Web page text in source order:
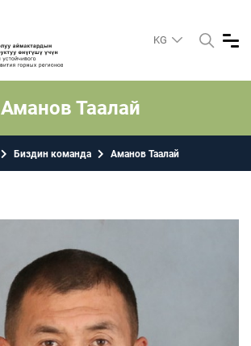
KG
Аманов Таалай
Биздин команда Аманов Таалай